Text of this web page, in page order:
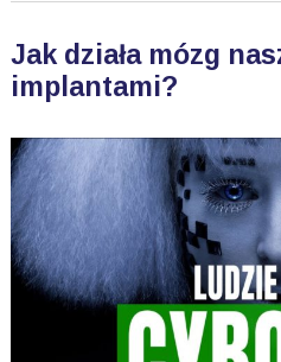
Jak działa mózg
implantami?